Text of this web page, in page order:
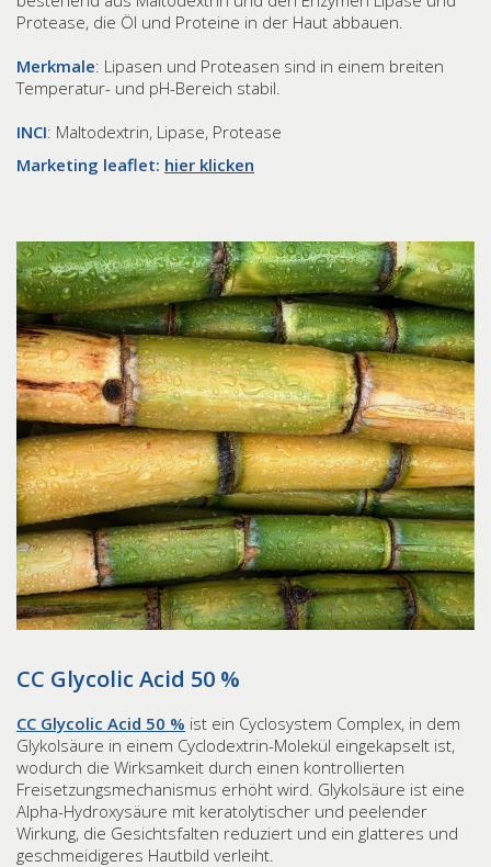
Protease, die Öl und Proteine in der Haut abbauen.
Merkmale: Lipasen und Proteasen sind in einem breiten
Temperatur- und pH-Bereich stabil.
INCI: Maltodextrin, Lipase, Protease
Marketing leaflet: hier klicken
CC Glycolic Acid 50 %
CC Glycolic Acid 50 % ist ein Cyclosystem Complex, in dem
Glykolsäure in einem Cyclodextrin-Molekül eingekapselt ist,
wodurch die Wirksamkeit durch einen kontrollierten
Freisetzungsmechanismus erhöht wird. Glykolsäure ist eine
Alpha-Hydroxysäure mit keratolytischer und peelender
Wirkung, die Gesichtsfalten reduziert und ein glatteres und
geschmeidigeres Hautbild verleiht.